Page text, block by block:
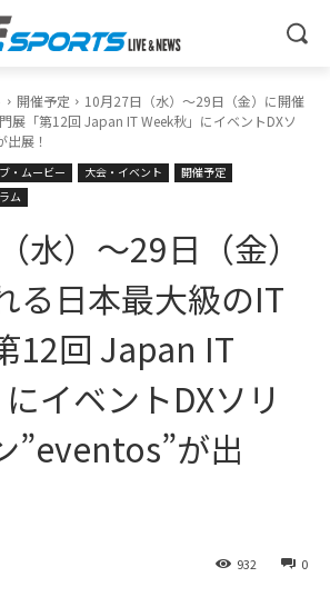
開催予定
10月27日（水）〜29日（金）に開催
展「第12回 Japan IT Week秋」にイベントDXソ
出展！
・ムービー 大会・イベント
開催予定
ム
水）〜29日（金）
る日本最大級のIT
12回 Japan IT
イベントDXソリ
”eventos”が出
0
932